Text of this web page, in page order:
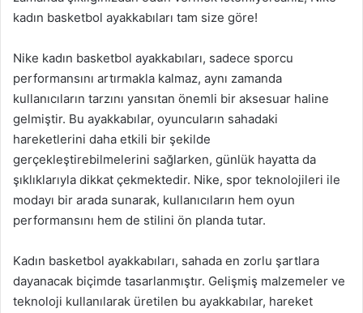
kadın basketbol ayakkabıları tam size göre!
Nike kadın basketbol ayakkabıları, sadece sporcu
performansını artırmakla kalmaz, aynı zamanda
kullanıcıların tarzını yansıtan önemli bir aksesuar haline
gelmiştir. Bu ayakkabılar, oyuncuların sahadaki
hareketlerini daha etkili bir şekilde
gerçekleştirebilmelerini sağlarken, günlük hayatta da
şıklıklarıyla dikkat çekmektedir. Nike, spor teknolojileri ile
modayı bir arada sunarak, kullanıcıların hem oyun
performansını hem de stilini ön planda tutar.
Kadın basketbol ayakkabıları, sahada en zorlu şartlara
dayanacak biçimde tasarlanmıştır. Gelişmiş malzemeler ve
teknoloji kullanılarak üretilen bu ayakkabılar, hareket